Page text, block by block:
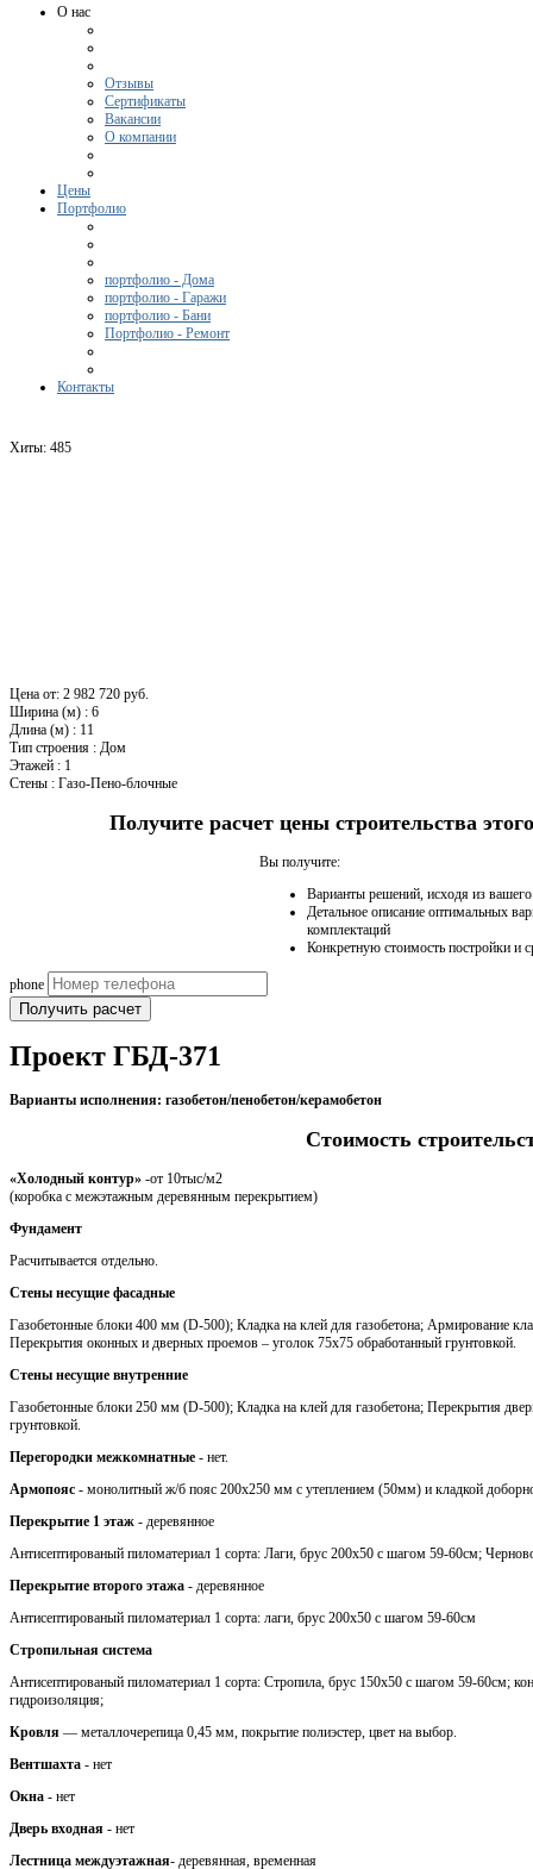
О нас
Отзывы
Сертификаты
Вакансии
О компании
Цены
Портфолио
портфолио - Дома
портфолио - Гаражи
портфолио - Бани
Портфолио - Ремонт
Контакты
Хиты: 485
Цена от: 2 982 720 руб.
Ширина (м) : 6
Длина (м) : 11
Тип строения : Дом
Этажей : 1
Стены : Газо-Пено-блочные
Получите расчет цены строительства
Вы получите:
Варианты решений, исходя из
Детальное описание оптимальных
комплектаций
Конкретную стоимость постройки и
phone
Получить расчет
Проект ГБД-371
Варианты исполнения: газобетон/пенобетон/керамобетон
Стоимость
«Холодный контур» -от 10тыс/м2
(коробка с межэтажным деревянным перекрытием)
Фундамент
Расчитывается отдельно.
Стены несущие фасадные
Газобетонные блоки 400 мм (D-500); Кладка на клей для газобетона; Армирование
Перекрытия оконных и дверных проемов – уголок 75х75 обработанный грунтовкой.
Стены несущие внутренние
Газобетонные блоки 250 мм (D-500); Кладка на клей для газобетона; Перекрытия
грунтовкой.
Перегородки межкомнатные - нет.
Армопояс - монолитный ж/б пояс 200х250 мм с утеплением (50мм) и кладкой
Перекрытие 1 этаж - деревянное
Антисептированый пиломатериал 1 сорта: Лаги, брус 200х50 с шагом 59-60см;
Перекрытие второго этажа - деревянное
Антисептированый пиломатериал 1 сорта: лаги, брус 200х50 с шагом 59-60см
Стропильная система
Антисептированый пиломатериал 1 сорта: Стропила, брус 150х50 с шагом 59-60см;
гидроизоляция;
Кровля — металлочерепица 0,45 мм, покрытие полиэстер, цвет на выбор.
Вентшахта - нет
Окна - нет
Дверь входная - нет
Лестница междуэтажная- деревянная, временная